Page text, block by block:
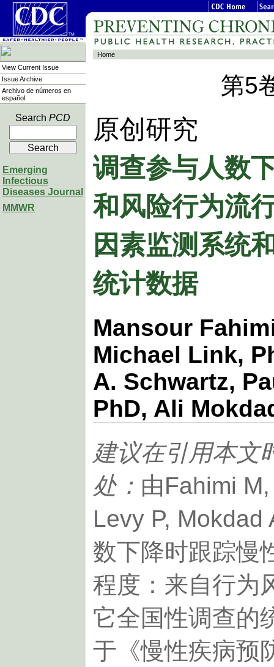
View Current Issue
Issue Archive
Archivo de números en
español
Search PCD
Emerging
Infectious
Diseases Journal
MMWR
Home
第5
原创研究
调查参与人数
和风险行为流
因素监测系统
统计数据
Mansour
Michael Link,
A. Schwartz,
PhD, Ali
建议在引用本文
处： 由Fahimi
Levy P, Mokdad
数下降时跟踪慢
程度：来自行为
它全国性调查的
于《慢性疾病预